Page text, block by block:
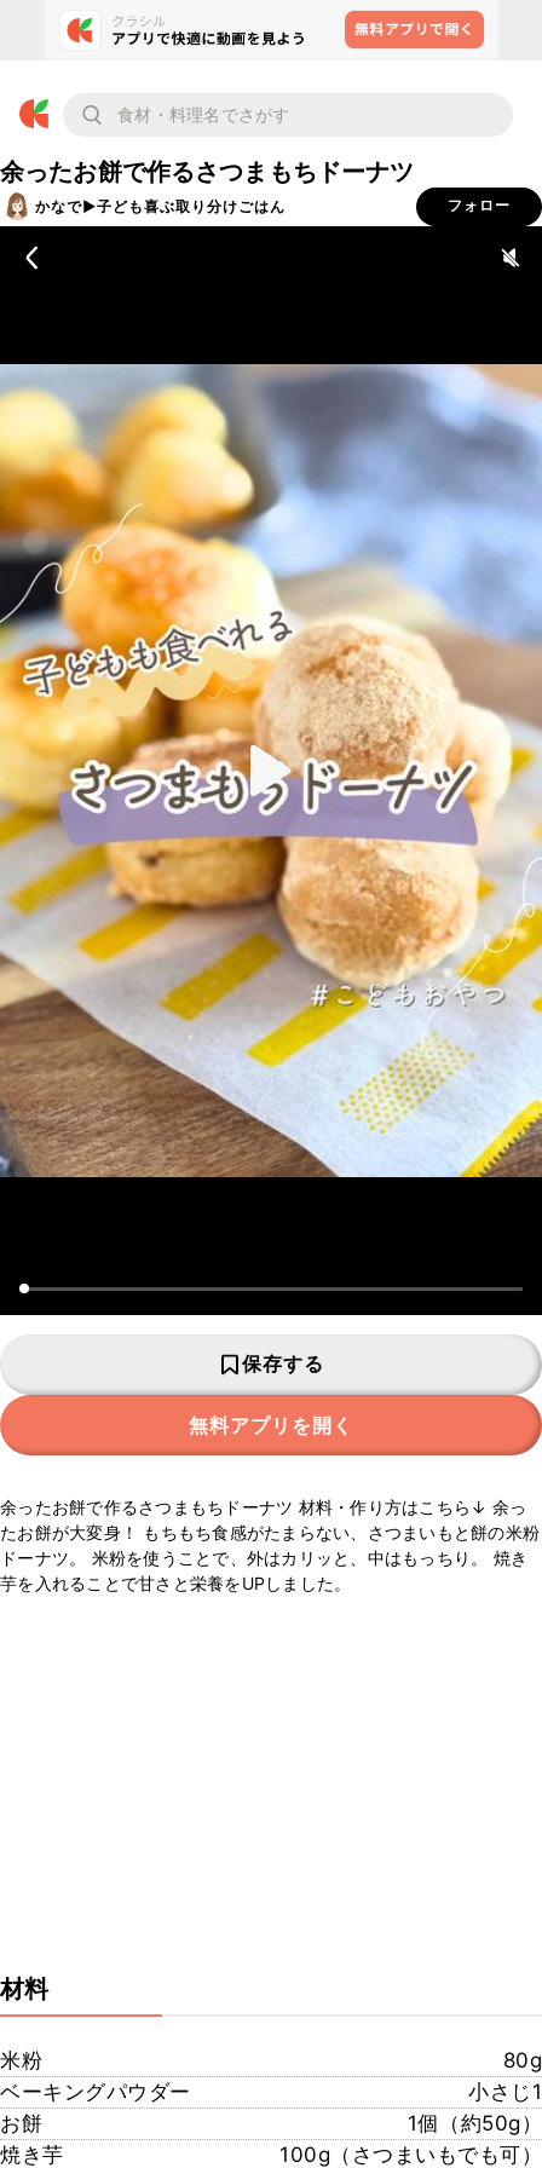
余ったお餅で作るさつまもちドーナツ
かなで▶︎子ども喜ぶ取り分けごはん フォロー
保存する
無料アプリを開く
余ったお餅で作るさつまもちドーナツ 材料・作り方はこちら↓ 余っ
たお餅が大変身！ もちもち食感がたまらない、さつまいもと餅の米粉
ドーナツ。 米粉を使うことで、外はカリッと、中はもっちり。 焼き
芋を入れることで甘さと栄養をUPしました。
材料
米粉
80g
ベーキングパウダー
小さじ1
お餅
1個（約50g）
焼き芋
100g（さつまいもでも可）